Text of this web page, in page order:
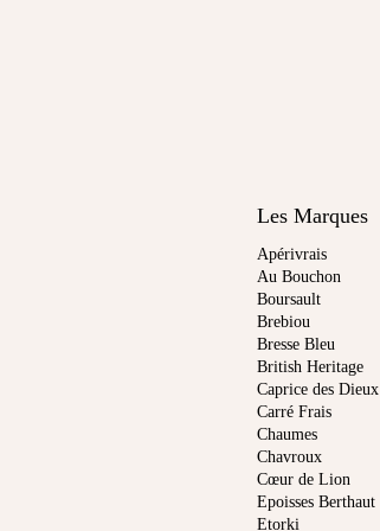
Les Marques
Apérivrais
Au Bouchon
Boursault
Brebiou
Bresse Bleu
British Heritage
Caprice des Dieux
Carré Frais
Chaumes
Chavroux
Cœur de Lion
Epoisses Berthaut
Etorki